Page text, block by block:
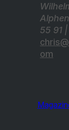
55 91 |
om